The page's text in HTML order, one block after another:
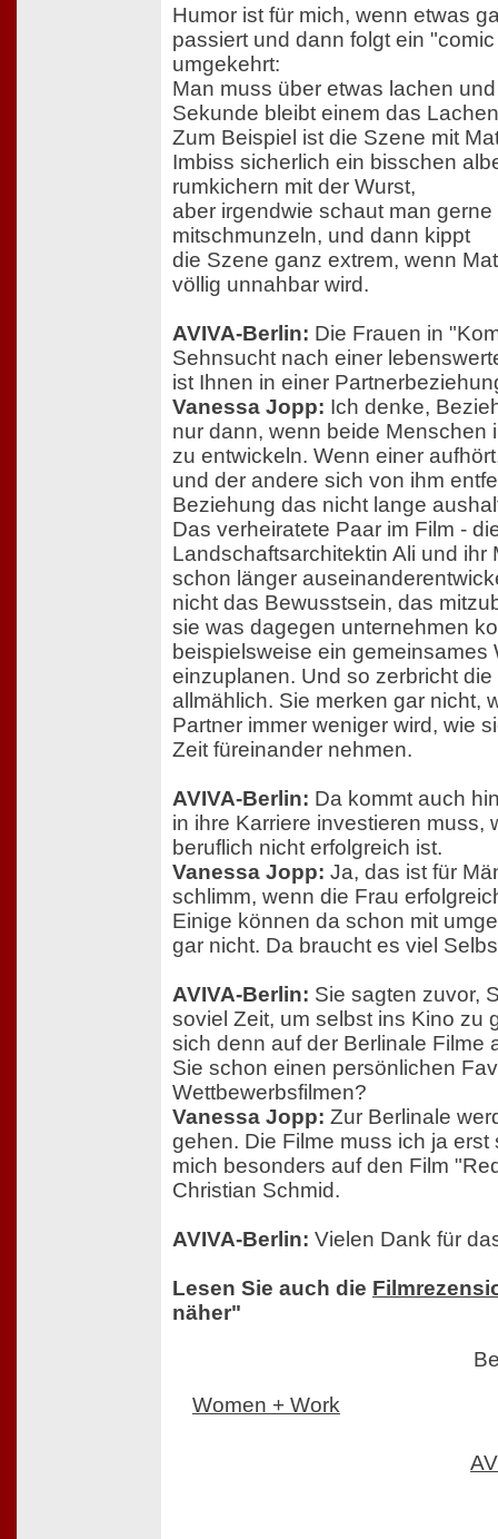
Humor ist für mich, wenn etwas
passiert und dann folgt ein
umgekehrt:
Man muss über etwas lachen
Sekunde bleibt einem das
Zum Beispiel ist die Szene mit
Imbiss sicherlich ein bisschen
rumkichern mit der Wurst,
aber irgendwie schaut man
mitschmunzeln, und dann kippt
die Szene ganz extrem, wenn
völlig unnahbar wird.
AVIVA-Berlin: Die Frauen in
Sehnsucht nach einer
ist Ihnen in einer
Vanessa Jopp: Ich denke,
nur dann, wenn beide Menschen
zu entwickeln. Wenn einer
und der andere sich von ihm
Beziehung das nicht lange
Das verheiratete Paar im Film -
Landschaftsarchitektin Ali und ihr
schon länger
nicht das Bewusstsein, das
sie was dagegen unternehmen
beispielsweise ein gemeinsames
einzuplanen. Und so zerbricht
allmählich. Sie merken gar nicht,
Partner immer weniger wird, wie
Zeit füreinander nehmen.
AVIVA-Berlin: Da kommt auch
in ihre Karriere investieren muss,
beruflich nicht erfolgreich ist.
Vanessa Jopp: Ja, das ist für
schlimm, wenn die Frau
Einige können da schon mit
gar nicht. Da braucht es viel
AVIVA-Berlin: Sie sagten zuvor,
soviel Zeit, um selbst ins Kino zu
sich denn auf der Berlinale Filme
Sie schon einen persönlichen
Wettbewerbsfilmen?
Vanessa Jopp: Zur Berlinale
gehen. Die Filme muss ich ja
mich besonders auf den Film
Christian Schmid.
AVIVA-Berlin: Vielen Dank für
Lesen Sie auch die
näher"
Women + Work